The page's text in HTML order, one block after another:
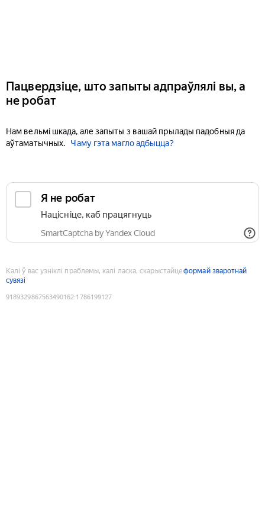
Пацвердзіце, што запыты адпраўлялі вы, а
не робат
Нам вельмі шкада, але запыты з вашай прылады падобныя да
аўтаматычных.
Чаму гэта магло адбыцца?
Я не робат
Націсніце, каб працягнуць
SmartCaptcha by Yandex Cloud
Калі ў вас узніклі праблемы, калі ласка, скарыстайцеформай зваротнай
сувязі
9189329867563490162:1786199127